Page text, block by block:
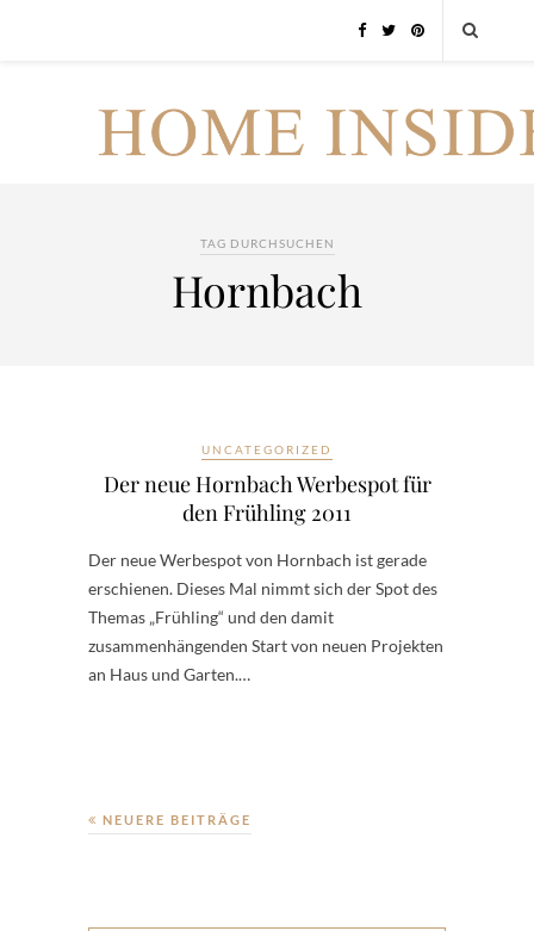
TAG DURCHSUCHEN
Hornbach
UNCATEGORIZED
Der neue Hornbach Werbespot für
den Frühling 2011
Der neue Werbespot von Hornbach ist gerade
erschienen. Dieses Mal nimmt sich der Spot des
Themas „Frühling“ und den damit
zusammenhängenden Start von neuen Projekten
an Haus und Garten.…
NEUERE BEITRÄGE